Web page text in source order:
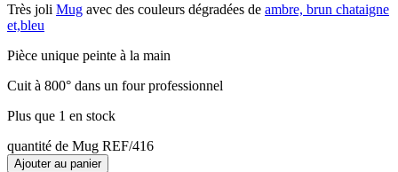
Très joli Mug avec des couleurs dégradées de ambre, brun chataigne
et,bleu
Pièce unique peinte à la main
Cuit à 800° dans un four professionnel
Plus que 1 en stock
quantité de Mug REF/416
Ajouter au panier